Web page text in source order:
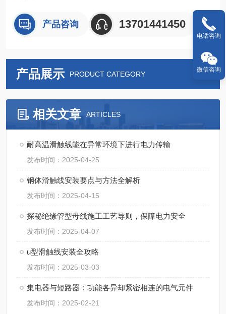
产品咨询 13701441450
产品展示 PRODUCT CATEGORY
相关文章 ARTICLES
耐高温滑触线能在异常环境下进行电力传输
发布时间：2025-04-25
钢体滑触线安装要点与方法全解析​
发布时间：2025-04-15
探秘绝缘管型母线施工工艺导则，保障电力安全
发布时间：2025-04-07
u型滑触线安装全攻略
发布时间：2025-03-03
集电器与短路器：功能各异却紧密相连的电气元件
发布时间：2025-02-21
电话咨询
微信咨询